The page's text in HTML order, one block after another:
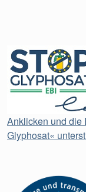
Anklicken und die
Glyphosat«